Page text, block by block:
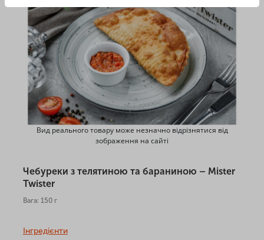
Вид реального товару може незначно відрізнятися від
зображення на сайті
Чебуреки з телятиною та бараниною – Mister
Twister
Вага: 150 г
Інгредієнти